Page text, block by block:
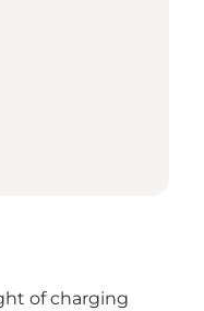
of charging